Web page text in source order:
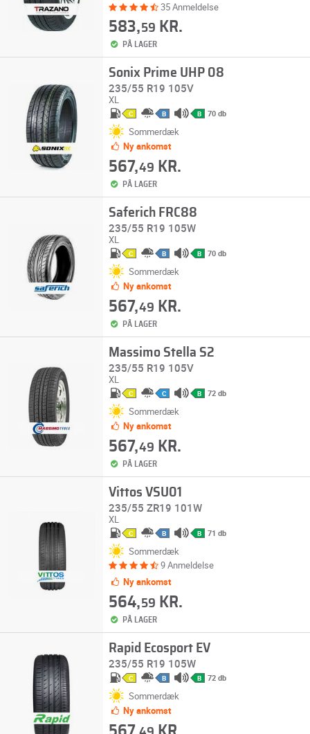
35 Anmeldelse
583,59 KR.
PÅ LAGER
Sonix Prime UHP 08
235/55 R19 105V
XL
C B B 70 db
Sommerdæk
Ny ankomst
567,49 KR.
PÅ LAGER
Saferich FRC88
235/55 R19 105W
XL
C B B 70 db
Sommerdæk
Ny ankomst
567,49 KR.
PÅ LAGER
Massimo Stella S2
235/55 R19 105V
XL
C C B 72 db
Sommerdæk
Ny ankomst
567,49 KR.
PÅ LAGER
Vittos VSU01
235/55 ZR19 101W
XL
C B B 71 db
Sommerdæk
9 Anmeldelse
Ny ankomst
564,59 KR.
PÅ LAGER
Rapid Ecosport EV
235/55 R19 105W
C B B 72 db
Sommerdæk
Ny ankomst